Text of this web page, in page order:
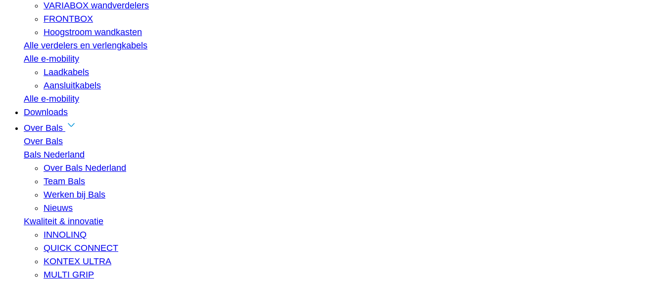
VARIABOX wandverdelers
FRONTBOX
Hoogstroom wandkasten
Alle verdelers en verlengkabels
Alle e-mobility
Laadkabels
Aansluitkabels
Alle e-mobility
Downloads
Over Bals
Over Bals
Bals Nederland
Over Bals Nederland
Team Bals
Werken bij Bals
Nieuws
Kwaliteit & innovatie
INNOLINQ
QUICK CONNECT
KONTEX ULTRA
MULTI GRIP